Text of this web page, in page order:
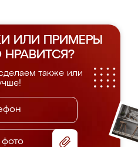
ИЛИ ПРИМЕРЫ
НРАВИТСЯ?
также или
фото